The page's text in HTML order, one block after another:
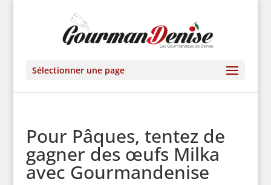
Sélectionner une page
Pour Pâques, tentez de
gagner des œufs Milka
avec Gourmandenise